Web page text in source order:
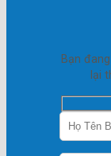
Bạn
lại